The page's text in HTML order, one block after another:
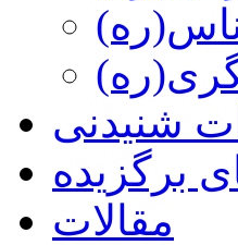
شنیدنی
برگزیده
مقالات